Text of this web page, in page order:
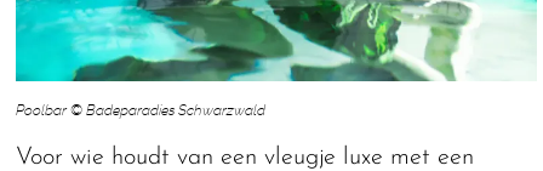
Poolbar © Badeparadies Schwarzwald
Voor wie houdt van een vleugje luxe met een